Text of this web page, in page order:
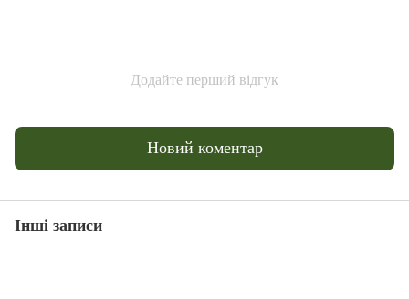
Додайте перший відгук
Новий коментар
Інші записи